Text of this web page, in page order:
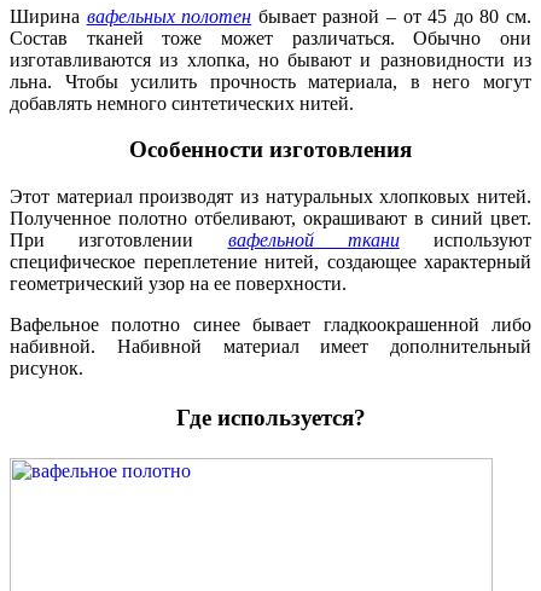
Ширина вафельных полотен бывает разной – от 45 до 80 см.
Состав тканей тоже может различаться. Обычно они
изготавливаются из хлопка, но бывают и разновидности из
льна. Чтобы усилить прочность материала, в него могут
добавлять немного синтетических нитей.
Особенности изготовления
Этот материал производят из натуральных хлопковых нитей.
Полученное полотно отбеливают, окрашивают в синий цвет.
При изготовлении вафельной тканииспользуют
специфическое переплетение нитей, создающее характерный
геометрический узор на ее поверхности.
Вафельное полотно синее бывает гладкоокрашенной либо
набивной. Набивной материал имеет дополнительный
рисунок.
Где используется?